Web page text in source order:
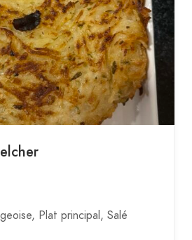
Plat principal Salé